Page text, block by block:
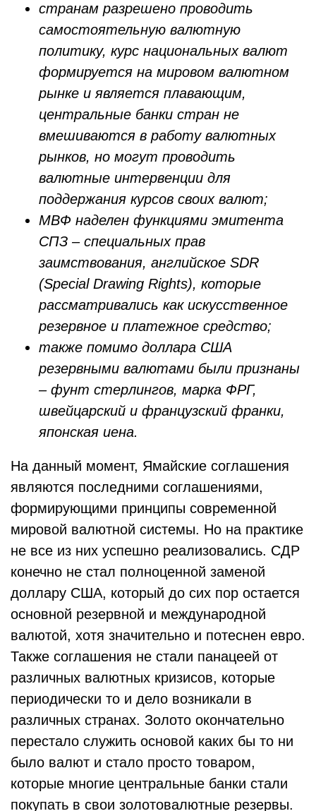
странам разрешено проводить
самостоятельную валютную
политику, курс национальных валют
формируется на мировом валютном
рынке и является плавающим,
центральные банки стран не
вмешиваются в работу валютных
рынков, но могут проводить
валютные интервенции для
поддержания курсов своих валют;
МВФ наделен функциями эмитента
СПЗ – специальных прав
заимствования, английское SDR
(Special Drawing Rights), которые
рассматривались как искусственное
резервное и платежное средство;
также помимо доллара США
резервными валютами были признаны
– фунт стерлингов, марка ФРГ,
швейцарский и французский франки,
японская иена.
На данный момент, Ямайские соглашения
являются последними соглашениями,
формирующими принципы современной
мировой валютной системы. Но на практике
не все из них успешно реализовались. СДР
конечно не стал полноценной заменой
доллару США, который до сих пор остается
основной резервной и международной
валютой, хотя значительно и потеснен евро.
Также соглашения не стали панацеей от
различных валютных кризисов, которые
периодически то и дело возникали в
различных странах. Золото окончательно
перестало служить основой каких бы то ни
было валют и стало просто товаром,
которые многие центральные банки стали
покупать в свои золотовалютные резервы.